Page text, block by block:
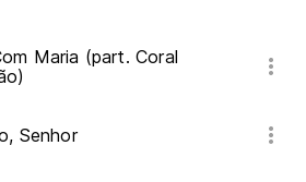
Maria (part. Coral
Senhor